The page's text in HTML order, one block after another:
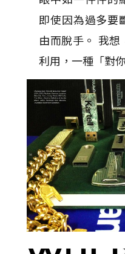
即使因為過多要
由而脫手。 我
利用，一種「對